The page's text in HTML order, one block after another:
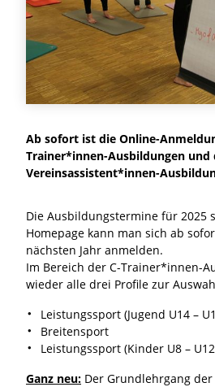
Ab sofort ist die Online-
Trainer*innen-Ausbildungen und
Vereinsassistent*innen-
Die Ausbildungstermine für 2025
Homepage kann man sich ab
nächsten Jahr anmelden.
Im Bereich der C-Trainer*innen-
wieder alle drei Profile zur
Leistungssport (Jugend U14 –
Breitensport
Leistungssport (Kinder U8 –
Ganz neu: Der Grundlehrgang